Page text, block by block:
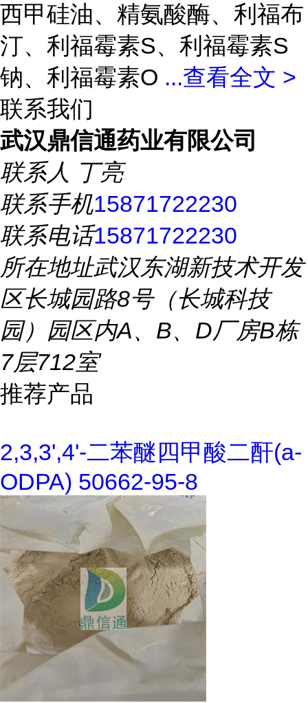
西甲硅油、精氨酸酶、利福布
汀、利福霉素S、利福霉素S
钠、利福霉素O ...查看全文 >
联系我们
武汉鼎信通药业有限公司
联系人 丁亮
联系手机15871722230
联系电话15871722230
所在地址武汉东湖新技术开发
区长城园路8号（长城科技
园）园区内A、B、D厂房B栋
7层712室
推荐产品
2,3,3',4'-二苯醚四甲酸二酐(a-
ODPA) 50662-95-8